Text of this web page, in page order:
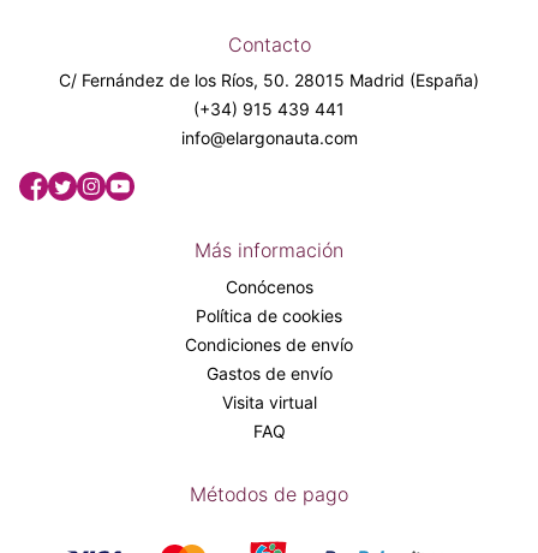
Contacto
C/ Fernández de los Ríos, 50. 28015 Madrid (España)
(+34) 915 439 441
info@elargonauta.com
Más información
Conócenos
Política de cookies
Condiciones de envío
Gastos de envío
Visita virtual
FAQ
Métodos de pago